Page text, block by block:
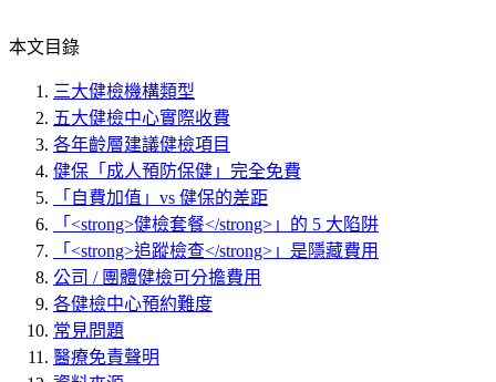
本文目錄
三大健檢機構類型
五大健檢中心實際收費
各年齡層建議健檢項目
健保「成人預防保健」完全免費
「自費加值」vs 健保的差距
「<strong>健檢套餐</strong>」的 5 大陷阱
「<strong>追蹤檢查</strong>」是隱藏費用
公司 / 團體健檢可分擔費用
各健檢中心預約難度
常見問題
醫療免責聲明